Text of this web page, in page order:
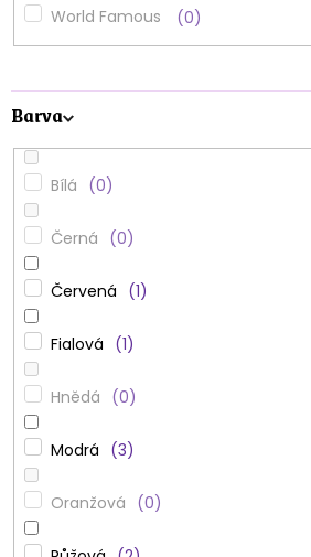
World Famous 0
Barva
Bílá 0
Černá 0
Červená 1
Fialová 1
Hnědá 0
Modrá 3
Oranžová 0